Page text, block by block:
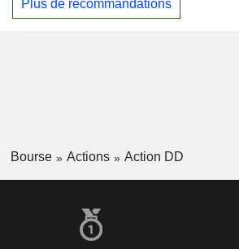
Plus de recommandations
Bourse Actions Action DD